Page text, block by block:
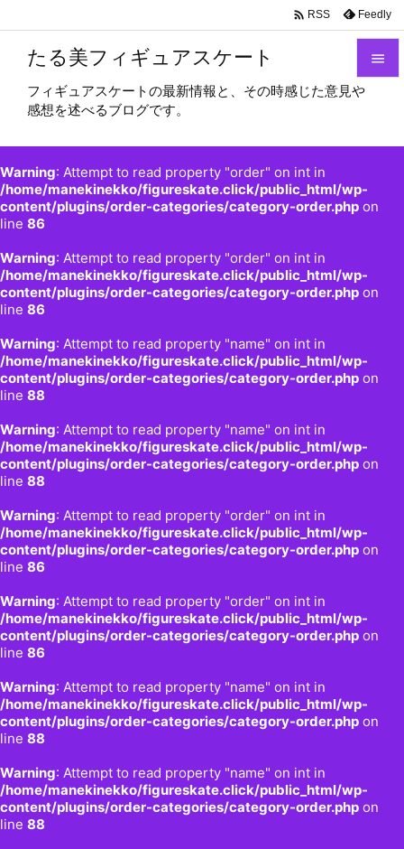
たる美フィギュアスケート
フィギュアスケートの最新情報と、その時感じた意見や
感想を述べるブログです。
Warning: Attempt to read property "order" on int in
/home/manekinekko/figureskate.click/public_html/wp-
content/plugins/order-categories/category-order.php on
line 86
Warning: Attempt to read property "order" on int in
/home/manekinekko/figureskate.click/public_html/wp-
content/plugins/order-categories/category-order.php on
line 86
Warning: Attempt to read property "name" on int in
/home/manekinekko/figureskate.click/public_html/wp-
content/plugins/order-categories/category-order.php on
line 88
Warning: Attempt to read property "name" on int in
/home/manekinekko/figureskate.click/public_html/wp-
content/plugins/order-categories/category-order.php on
line 88
Warning: Attempt to read property "order" on int in
/home/manekinekko/figureskate.click/public_html/wp-
content/plugins/order-categories/category-order.php on
line 86
Warning: Attempt to read property "order" on int in
/home/manekinekko/figureskate.click/public_html/wp-
content/plugins/order-categories/category-order.php on
line 86
Warning: Attempt to read property "name" on int in
/home/manekinekko/figureskate.click/public_html/wp-
content/plugins/order-categories/category-order.php on
line 88
Warning: Attempt to read property "name" on int in
/home/manekinekko/figureskate.click/public_html/wp-
content/plugins/order-categories/category-order.php on
line 88


前へ

 RSS Feedly